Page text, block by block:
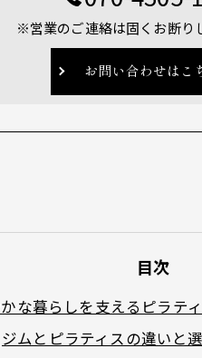
※営業のご連絡は固くお断り
お問い合わせはこ
目次
な暮らしを支えるピラテ
ジムとピラティスの違いと